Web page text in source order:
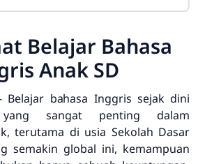
Belajar Bahasa
Anak SD
Belajar bahasa Inggris sejak dini
sangat penting dalam
terutama di usia Sekolah Dasar
semakin global ini, kemampuan